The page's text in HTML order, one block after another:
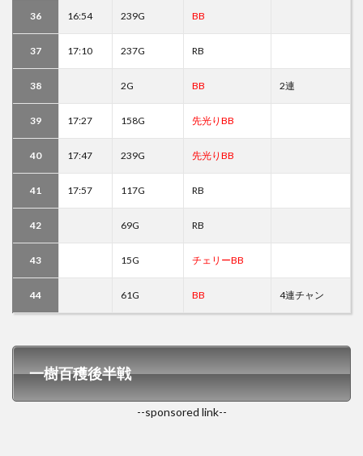
36 16:54 239G BB
37 17:10 237G RB
38 2G BB 2連
39 17:27 158G 先光りBB
40 17:47 239G 先光りBB
41 17:57 117G RB
42 69G RB
43 15G チェリーBB
44 61G BB 4連チャン
一樹百穫後半戦
--sponsored link--